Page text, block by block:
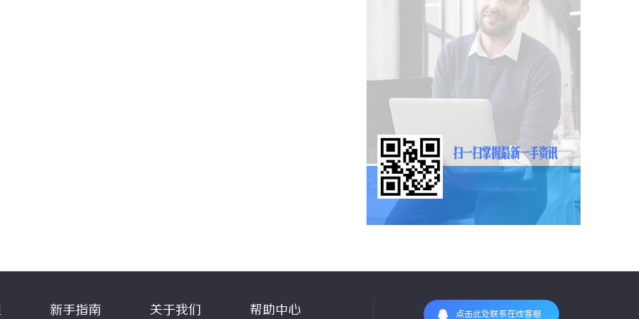
新手指南 关于我们 帮助中心 点击此处联系在线客服